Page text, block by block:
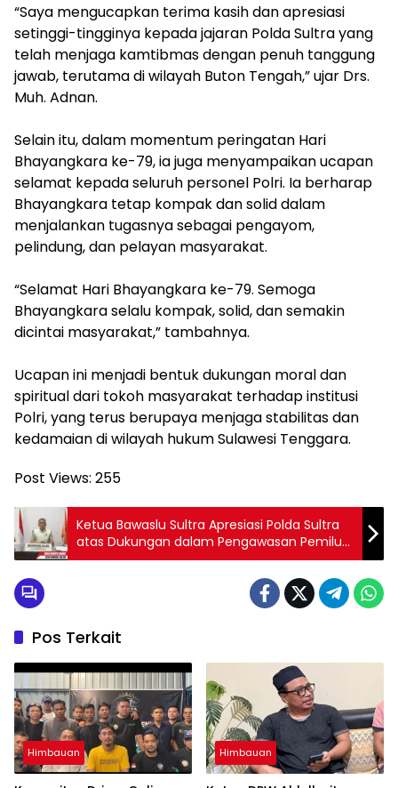
“Saya mengucapkan terima kasih dan apresiasi
setinggi-tingginya kepada jajaran Polda Sultra yang
telah menjaga kamtibmas dengan penuh tanggung
jawab, terutama di wilayah Buton Tengah,” ujar Drs.
Muh. Adnan.
Selain itu, dalam momentum peringatan Hari
Bhayangkara ke-79, ia juga menyampaikan ucapan
selamat kepada seluruh personel Polri. Ia berharap
Bhayangkara tetap kompak dan solid dalam
menjalankan tugasnya sebagai pengayom,
pelindung, dan pelayan masyarakat.
“Selamat Hari Bhayangkara ke-79. Semoga
Bhayangkara selalu kompak, solid, dan semakin
dicintai masyarakat,” tambahnya.
Ucapan ini menjadi bentuk dukungan moral dan
spiritual dari tokoh masyarakat terhadap institusi
Polri, yang terus berupaya menjaga stabilitas dan
kedamaian di wilayah hukum Sulawesi Tenggara.
Post Views: 255
Ketua Bawaslu Sultra Apresiasi Polda Sultra
atas Dukungan dalam Pengawasan Pemilu
2024
Pos Terkait
Himbauan Himbauan